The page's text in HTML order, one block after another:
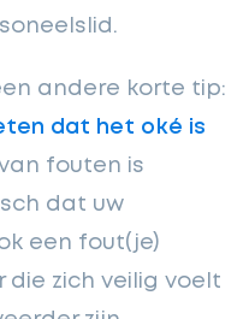
andere korte tip:
dat het oké is
fouten is
dat uw
een fout(je)
die zich veilig voelt